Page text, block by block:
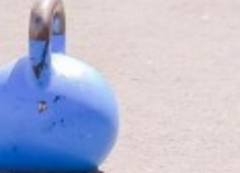
gebruikt
deze
kan de